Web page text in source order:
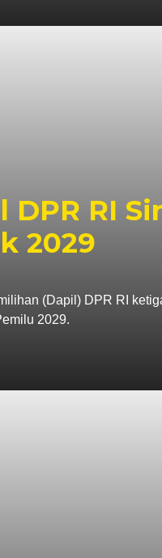
DPR RI
2029
(Dapil) DPR RI
2029.